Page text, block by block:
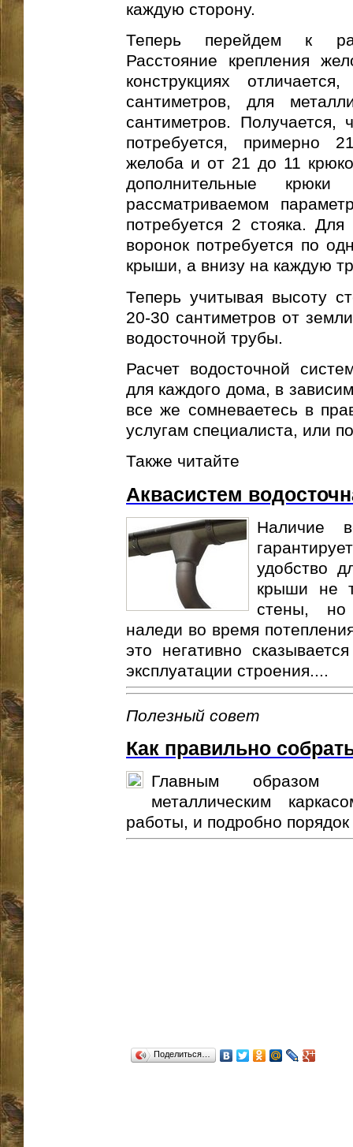
каждую сторону.
Теперь перейдем к
Расстояние крепления
конструкциях
сантиметров, для
сантиметров.
потребуется, примерно
желоба и от 21 до 11
дополнительные
рассматриваемом
потребуется 2 стояка.
воронок потребуется по
крыши, а внизу на каждую
Теперь учитывая высоту
20-30 сантиметров от
водосточной трубы.
Расчет водосточной
для каждого дома, в
все же сомневаетесь в
услугам специалиста, или
Также читайте
Аквасистем
Наличие
удобство
крыши не
стены, но
наледи во время
это негативно
эксплуатации строения....
Полезный совет
Как правильно
Главным образом
металлическим
работы, и подробно порядок
Поделиться…